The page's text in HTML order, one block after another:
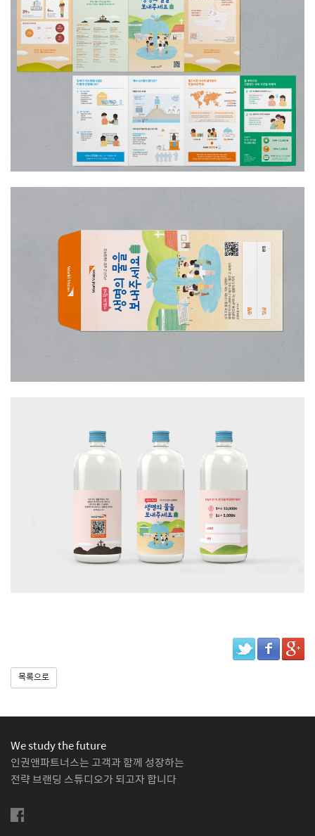
목록으로
We study the future
인권앤파트너스는 고객과 함께 성장하는
전략 브랜딩 스튜디오가 되고자 합니다